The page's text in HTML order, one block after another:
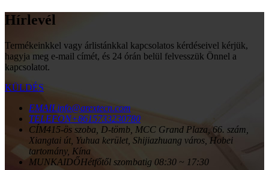
Hírlevél
Termékeinkkel vagy árlistánkkal kapcsolatos kérdéseivel kérjük,
hagyja meg e-mail címét, és 24 órán belül felvesszük Önnel a
kapcsolatot.
KÜLDÉS
EMAILinfo@arextecn.com
TELEFON+8615733230780
CÍM415-ös szoba, D-tömb, MCC Grand Plaza, 66. szám,
Xiangtai út, Yuhua kerület, Shijiazhuang város, Hobei
tartomány, Kína
MUNKAIDŐHétfőtől szombatig 08:30 ~ 17:30